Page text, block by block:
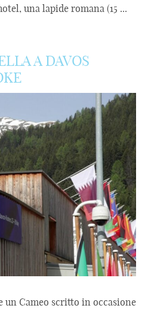
una lapide romana (15 ...
A DAVOS
un Cameo scritto in occasione